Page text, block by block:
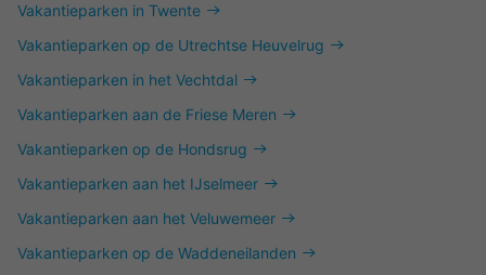
Vakantieparken in Twente
Vakantieparken op de Utrechtse Heuvelrug
Vakantieparken in het Vechtdal
Vakantieparken aan de Friese Meren
Vakantieparken op de Hondsrug
Vakantieparken aan het IJselmeer
Vakantieparken aan het Veluwemeer
Vakantieparken op de Waddeneilanden